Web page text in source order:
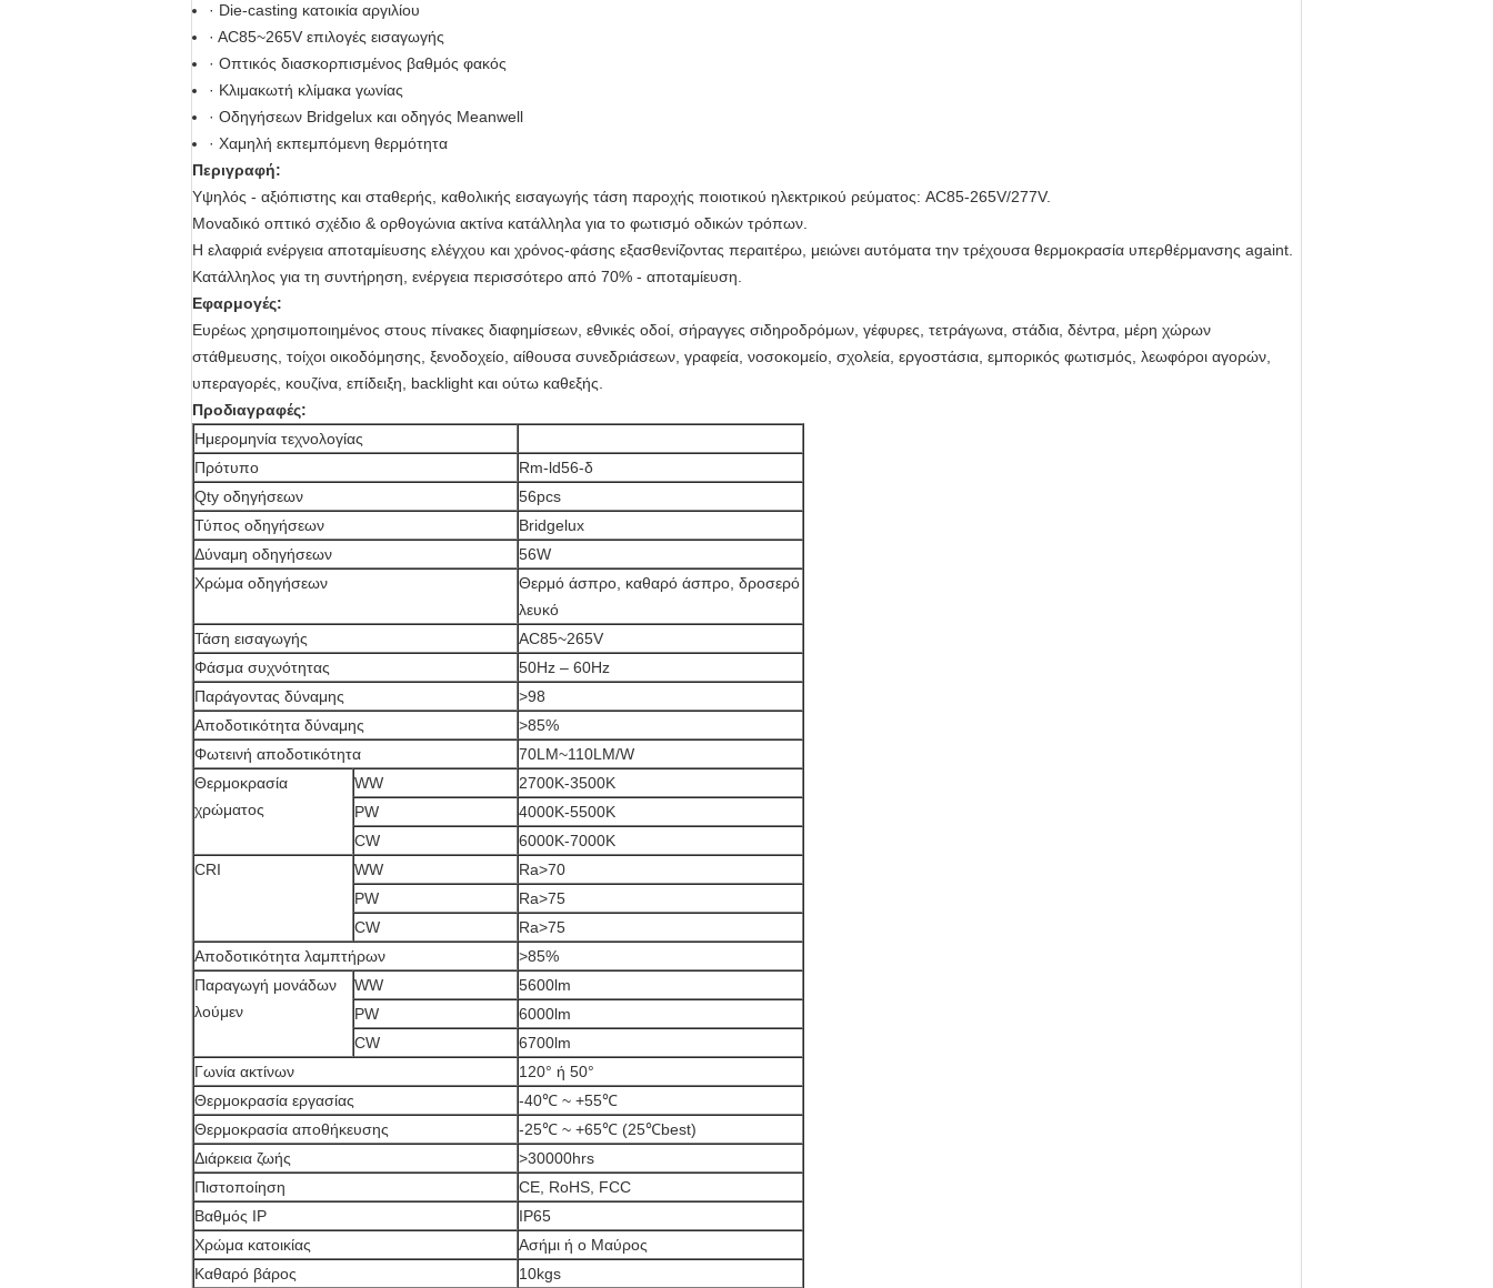
· Die-casting κατοικία αργιλίου
· AC85~265V επιλογές εισαγωγής
· Οπτικός διασκορπισμένος βαθμός φακός
· Κλιμακωτή κλίμακα γωνίας
· Οδηγήσεων Bridgelux και οδηγός Meanwell
· Χαμηλή εκπεμπόμενη θερμότητα
Περιγραφή:
Υψηλός - αξιόπιστης και σταθερής, καθολικής εισαγωγής τάση παροχής ποιοτικού ηλεκτρικού ρεύματος: AC85-265V/277V.
Μοναδικό οπτικό σχέδιο & ορθογώνια ακτίνα κατάλληλα για το φωτισμό οδικών τρόπων.
Η ελαφριά ενέργεια αποταμίευσης ελέγχου και χρόνος-φάσης εξασθενίζοντας περαιτέρω, μειώνει αυτόματα την τρέχουσα θερμοκρασία υπερθέρμανσης againt.
Κατάλληλος για τη συντήρηση, ενέργεια περισσότερο από 70% - αποταμίευση.
Εφαρμογές:
Ευρέως χρησιμοποιημένος στους πίνακες διαφημίσεων, εθνικές οδοί, σήραγγες σιδηροδρόμων, γέφυρες, τετράγωνα, στάδια, δέντρα, μέρη χώρων
στάθμευσης, τοίχοι οικοδόμησης, ξενοδοχείο, αίθουσα συνεδριάσεων, γραφεία, νοσοκομείο, σχολεία, εργοστάσια, εμπορικός φωτισμός, λεωφόροι αγορών,
υπεραγορές, κουζίνα, επίδειξη, backlight και ούτω καθεξής.
Προδιαγραφές:
Ημερομηνία τεχνολογίας
Πρότυπο
Rm-ld56-δ
Qty οδηγήσεων
56pcs
Τύπος οδηγήσεων
Bridgelux
Δύναμη οδηγήσεων
56W
Χρώμα οδηγήσεων
Θερμό άσπρο, καθαρό άσπρο, δροσερό
λευκό
Τάση εισαγωγής
AC85~265V
Φάσμα συχνότητας
50Hz – 60Hz
Παράγοντας δύναμης
>98
Αποδοτικότητα δύναμης
>85%
Φωτεινή αποδοτικότητα
70LM~110LM/W
Θερμοκρασία
χρώματος
WW
2700K-3500K
PW
4000K-5500K
CW
6000K-7000K
CRI
WW
Ra>70
PW
Ra>75
CW
Ra>75
Αποδοτικότητα λαμπτήρων
>85%
Παραγωγή μονάδων
λούμεν
WW
5600lm
PW
6000lm
CW
6700lm
Γωνία ακτίνων
120° ή 50°
Θερμοκρασία εργασίας
-40℃ ~ +55℃
Θερμοκρασία αποθήκευσης
-25℃ ~ +65℃ (25℃best)
Διάρκεια ζωής
>30000hrs
Πιστοποίηση
CE, RoHS, FCC
Βαθμός IP
IP65
Χρώμα κατοικίας
Ασήμι ή ο Μαύρος
Καθαρό βάρος
10kgs